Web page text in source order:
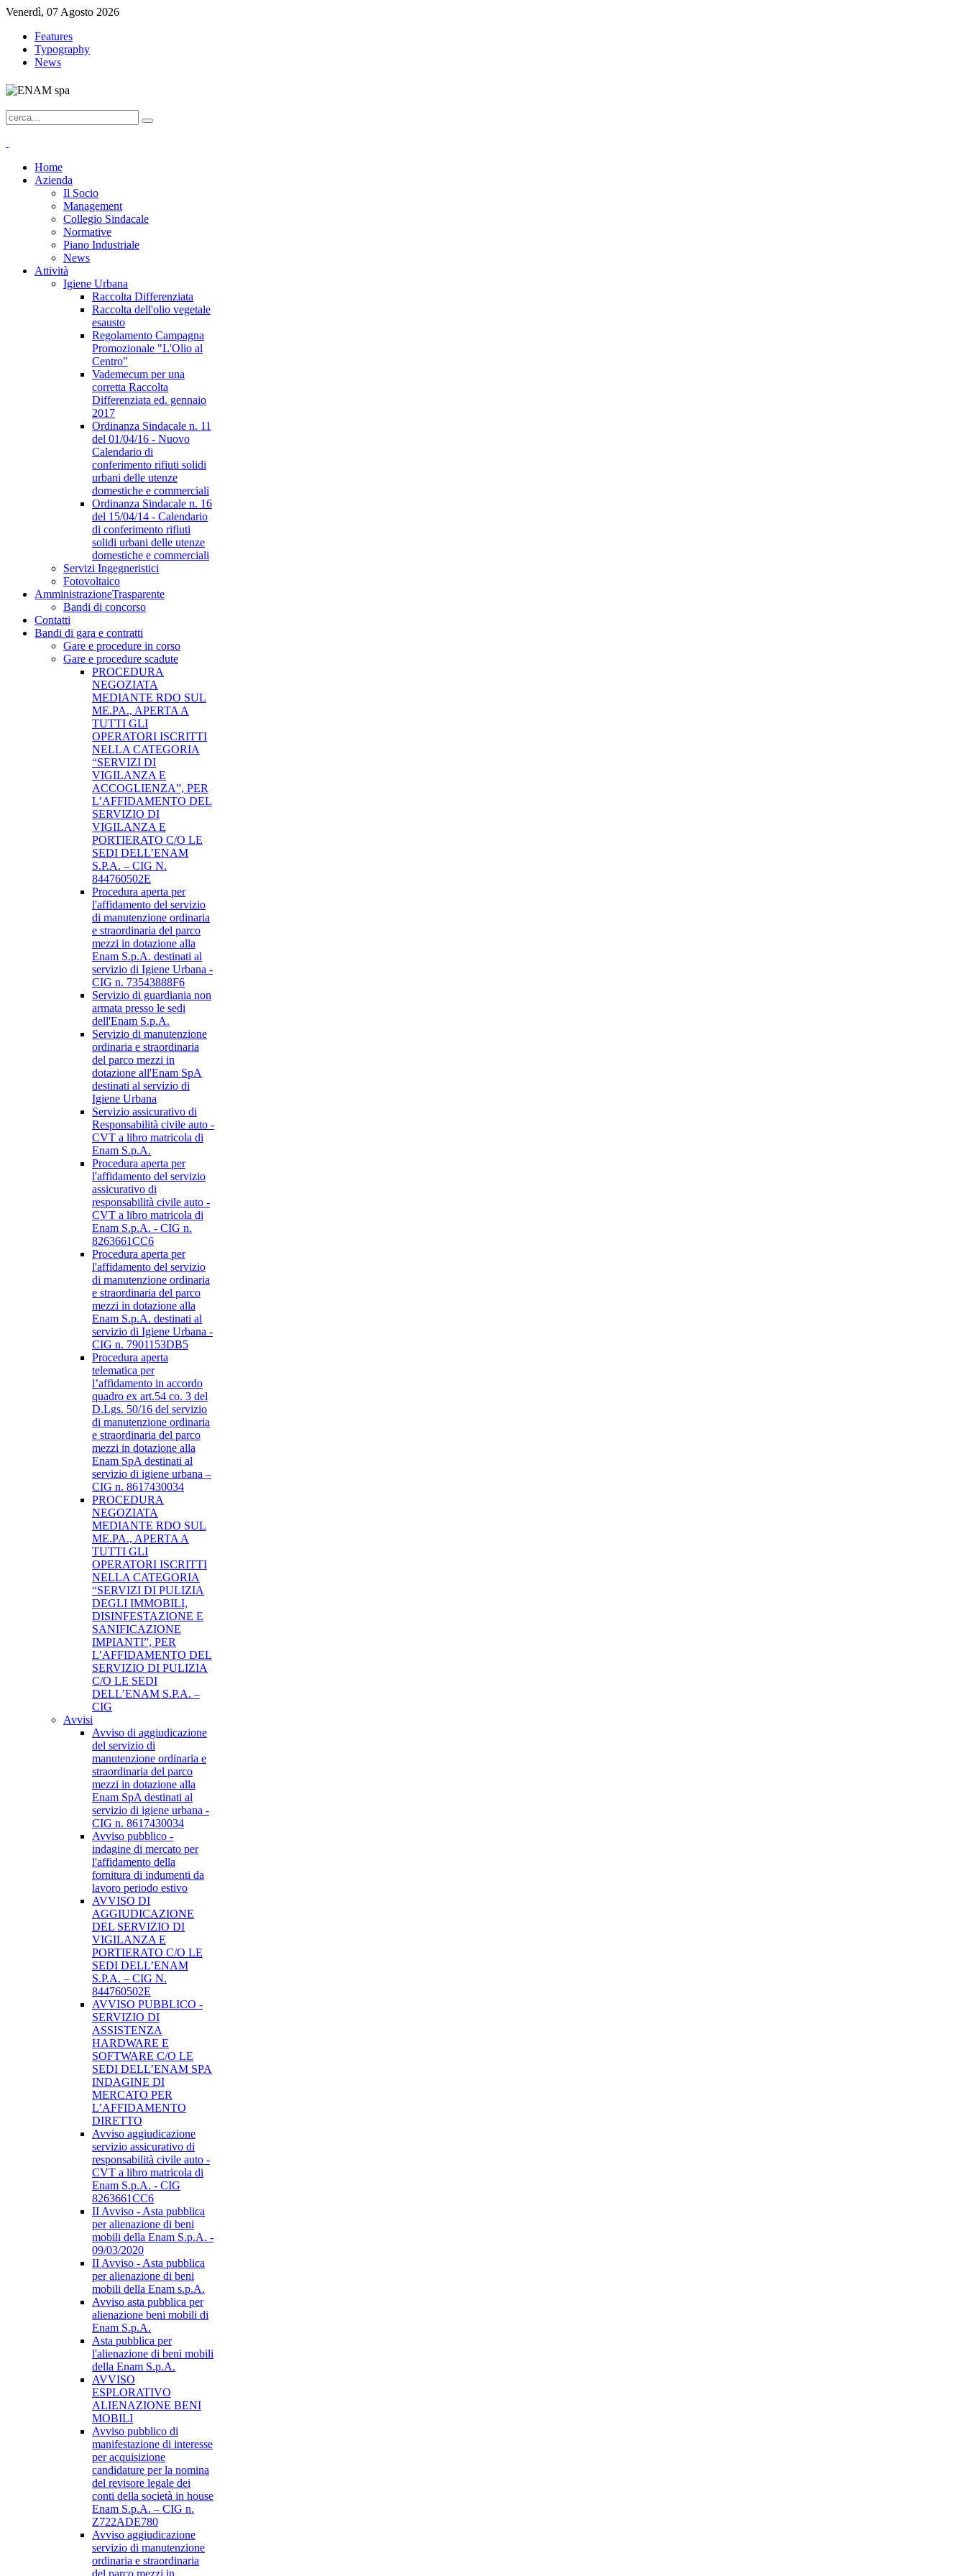
Venerdì, 07 Agosto 2026
Features
Typography
News
Home
Azienda
Il Socio
Management
Collegio Sindacale
Normative
Piano Industriale
News
Attività
Igiene Urbana
Raccolta Differenziata
Raccolta dell'olio vegetale
esausto
Regolamento Campagna
Promozionale "L'Olio al
Centro"
Vademecum per una
corretta Raccolta
Differenziata ed. gennaio
2017
Ordinanza Sindacale n. 11
del 01/04/16 - Nuovo
Calendario di
conferimento rifiuti solidi
urbani delle utenze
domestiche e commerciali
Ordinanza Sindacale n. 16
del 15/04/14 - Calendario
di conferimento rifiuti
solidi urbani delle utenze
domestiche e commerciali
Servizi Ingegneristici
Fotovoltaico
AmministrazioneTrasparente
Bandi di concorso
Contatti
Bandi di gara e contratti
Gare e procedure in corso
Gare e procedure scadute
PROCEDURA
NEGOZIATA
MEDIANTE RDO SUL
ME.PA., APERTA A
TUTTI GLI
OPERATORI ISCRITTI
NELLA CATEGORIA
“SERVIZI DI
VIGILANZA E
ACCOGLIENZA”, PER
L’AFFIDAMENTO DEL
SERVIZIO DI
VIGILANZA E
PORTIERATO C/O LE
SEDI DELL’ENAM
S.P.A. – CIG N.
844760502E
Procedura aperta per
l'affidamento del servizio
di manutenzione ordinaria
e straordinaria del parco
mezzi in dotazione alla
Enam S.p.A. destinati al
servizio di Igiene Urbana -
CIG n. 73543888F6
Servizio di guardiania non
armata presso le sedi
dell'Enam S.p.A.
Servizio di manutenzione
ordinaria e straordinaria
del parco mezzi in
dotazione all'Enam SpA
destinati al servizio di
Igiene Urbana
Servizio assicurativo di
Responsabilità civile auto -
CVT a libro matricola di
Enam S.p.A.
Procedura aperta per
l'affidamento del servizio
assicurativo di
responsabilità civile auto -
CVT a libro matricola di
Enam S.p.A. - CIG n.
8263661CC6
Procedura aperta per
l'affidamento del servizio
di manutenzione ordinaria
e straordinaria del parco
mezzi in dotazione alla
Enam S.p.A. destinati al
servizio di Igiene Urbana -
CIG n. 7901153DB5
Procedura aperta
telematica per
l’affidamento in accordo
quadro ex art.54 co. 3 del
D.Lgs. 50/16 del servizio
di manutenzione ordinaria
e straordinaria del parco
mezzi in dotazione alla
Enam SpA destinati al
servizio di igiene urbana –
CIG n. 8617430034
PROCEDURA
NEGOZIATA
MEDIANTE RDO SUL
ME.PA., APERTA A
TUTTI GLI
OPERATORI ISCRITTI
NELLA CATEGORIA
“SERVIZI DI PULIZIA
DEGLI IMMOBILI,
DISINFESTAZIONE E
SANIFICAZIONE
IMPIANTI”, PER
L’AFFIDAMENTO DEL
SERVIZIO DI PULIZIA
C/O LE SEDI
DELL’ENAM S.P.A. –
CIG
Avvisi
Avviso di aggiudicazione
del servizio di
manutenzione ordinaria e
straordinaria del parco
mezzi in dotazione alla
Enam SpA destinati al
servizio di igiene urbana -
CIG n. 8617430034
Avviso pubblico -
indagine di mercato per
l'affidamento della
fornitura di indumenti da
lavoro periodo estivo
AVVISO DI
AGGIUDICAZIONE
DEL SERVIZIO DI
VIGILANZA E
PORTIERATO C/O LE
SEDI DELL’ENAM
S.P.A. – CIG N.
844760502E
AVVISO PUBBLICO -
SERVIZIO DI
ASSISTENZA
HARDWARE E
SOFTWARE C/O LE
SEDI DELL’ENAM SPA
INDAGINE DI
MERCATO PER
L’AFFIDAMENTO
DIRETTO
Avviso aggiudicazione
servizio assicurativo di
responsabilità civile auto -
CVT a libro matricola di
Enam S.p.A. - CIG
8263661CC6
II Avviso - Asta pubblica
per alienazione di beni
mobili della Enam S.p.A. -
09/03/2020
II Avviso - Asta pubblica
per alienazione di beni
mobili della Enam s.p.A.
Avviso asta pubblica per
alienazione beni mobili di
Enam S.p.A.
Asta pubblica per
l'alienazione di beni mobili
della Enam S.p.A.
AVVISO
ESPLORATIVO
ALIENAZIONE BENI
MOBILI
Avviso pubblico di
manifestazione di interesse
per acquisizione
candidature per la nomina
del revisore legale dei
conti della società in house
Enam S.p.A. – CIG n.
Z722ADE780
Avviso aggiudicazione
servizio di manutenzione
ordinaria e straordinaria
del parco mezzi in